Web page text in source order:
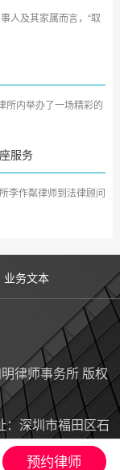
人及其家属而言，“取
务所又传来喜...
所内举办了一场精彩的
班及中小律所管理合
服务
李作粼律师到法律顾问
)开展安保企业及中高
业务文本
律师事务所 版权
： 深圳市福田区石
1802室
预约律师